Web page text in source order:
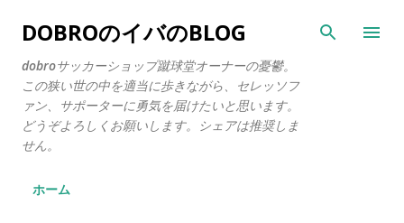
スキップしてメイン コンテンツに移動
DOBROのイバのBLOG
dobroサッカーショップ蹴球堂オーナーの憂鬱。
この狭い世の中を適当に歩きながら、セレッソフ
ァン、サポーターに勇気を届けたいと思います。
どうぞよろしくお願いします。シェアは推奨しま
せん。
ホーム